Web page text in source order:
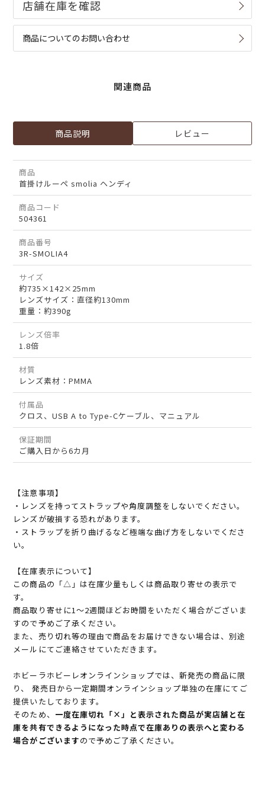
商品についてのお問い合わせ
関連商品
商品説明 レビュー
商品
首掛けルーペ smolia ヘンディ
商品コード
504361
商品番号
3R-SMOLIA4
サイズ
約735×142×25mm
レンズサイズ：直径約130mm
重量：約390g
レンズ倍率
1.8倍
材質
レンズ素材：PMMA
付属品
クロス、USB A to Type-Cケーブル、マニュアル
保証期間
ご購入日から6カ月
【注意事項】
・レンズを持ってストラップや角度調整をしないでください。
レンズが破損する恐れがあります。
・ストラップを折り曲げるなど極端な曲げ方をしないでくださ
い。
【在庫表示について】
この商品の「△」は在庫少量もしくは商品取り寄せの表示で
す。
商品取り寄せに1～2週間ほどお時間をいただく場合がございま
すので予めご了承ください。
また、売り切れ等の理由で商品をお届けできない場合は、別途
メールにてご連絡させていただきます。
ホビーラホビーレオンラインショップでは、新発売の商品に限
り、 発売日から一定期間オンラインショップ単独の在庫にてご
提供いたしております。
そのため、 一度在庫切れ「×」と表示された商品が実店舗と在
庫を共有できるようになった時点で在庫ありの表示へと変わる
場合がございますので予めご了承ください。